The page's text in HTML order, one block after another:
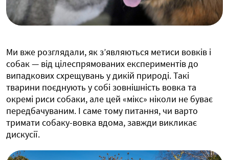
Ми вже розглядали, як з’являються метиси вовків і
собак — від цілеспрямованих експериментів до
випадкових схрещувань у дикій природі. Такі
тварини поєднують у собі зовнішність вовка та
окремі риси собаки, але цей «мікс» ніколи не буває
передбачуваним. І саме тому питання, чи варто
тримати собаку-вовка вдома, завжди викликає
дискусії.